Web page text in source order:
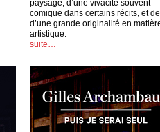
paysage, d’une vivacité souvent
comique dans certains récits, et
d’une grande originalité en
artistique.
suite…